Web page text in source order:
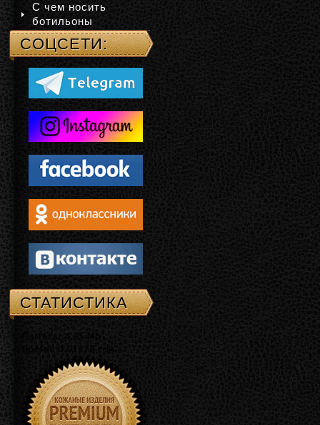
С чем носить
ботильоны
СОЦСЕТИ:
СТАТИСТИКА
Память: 4.25 Mb
Время: 0.01278 сек.